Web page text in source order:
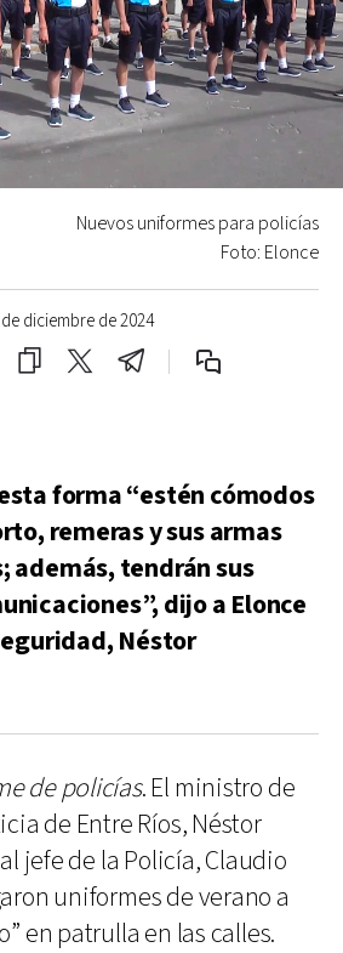
diciembre de 2024
Nuevos uniformes para policías
Foto: Elonce
forma “estén cómodos
remeras y sus armas
además, tendrán sus
dijo a Elonce
Néstor
de policías. El ministro de
de Entre Ríos, Néstor
jefe de la Policía, Claudio
uniformes de verano a
en patrulla en las calles.